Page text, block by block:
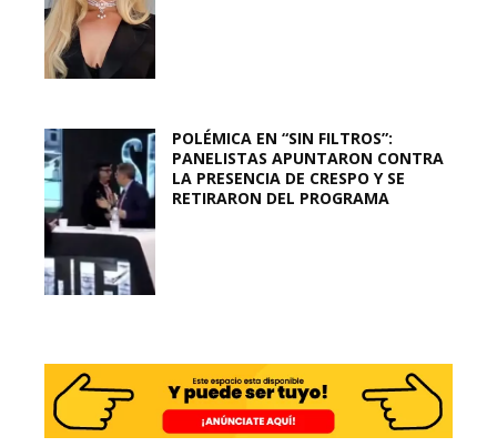
POLÉMICA EN “SIN FILTROS”:
PANELISTAS APUNTARON CONTRA
LA PRESENCIA DE CRESPO Y SE
RETIRARON DEL PROGRAMA